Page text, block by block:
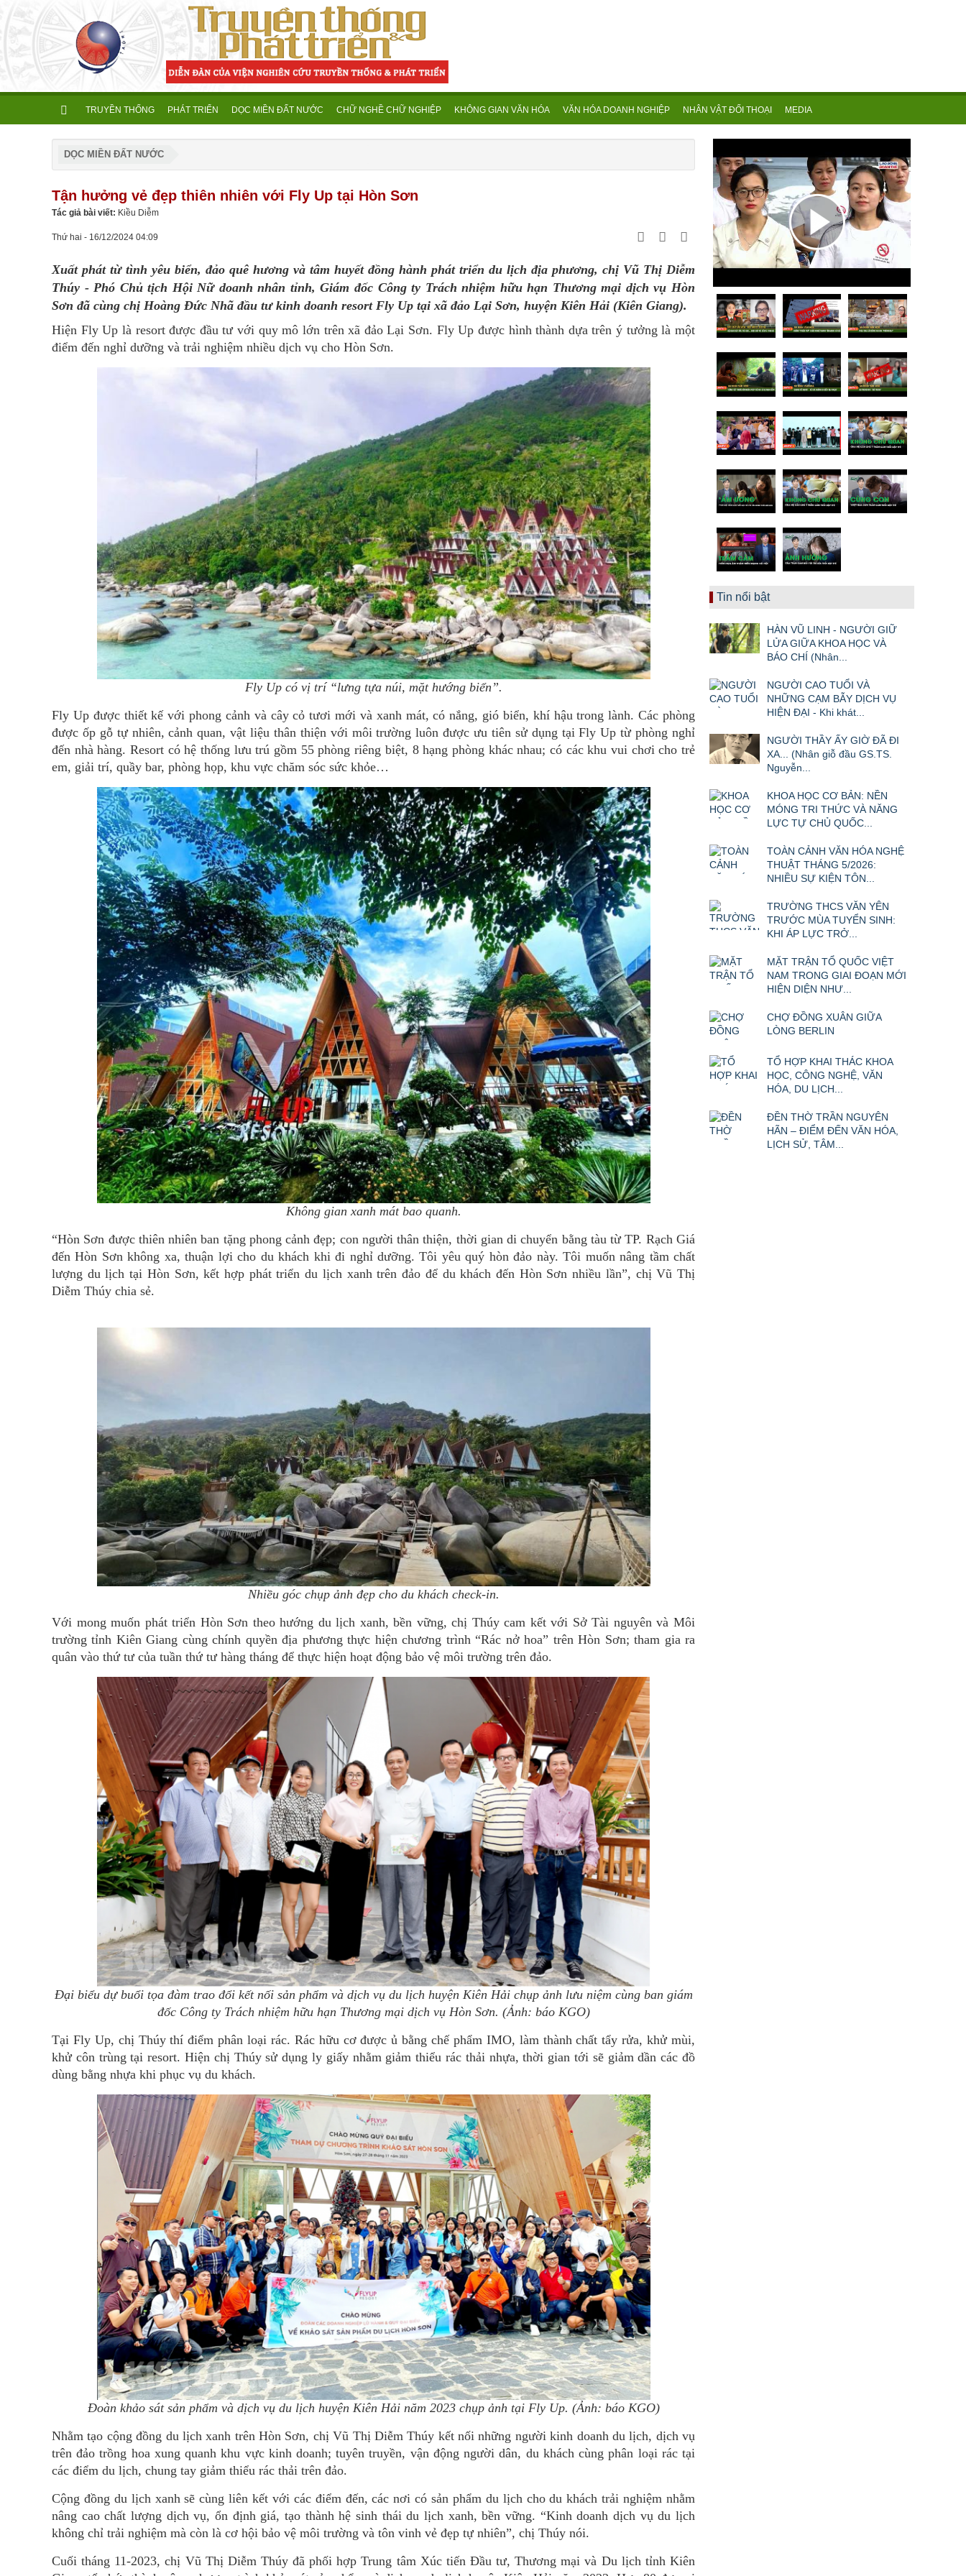
TRUYỀN THỐNG PHÁT TRIỂN DỌC MIỀN ĐẤT NƯỚC CHỮ NGHỀ CHỮ NGHIỆP KHÔNG GIAN VĂN HÓA VĂN HÓA DOANH NGHIỆP NHÂN VẬT ĐỐI THOẠI MEDIA
DỌC MIỀN ĐẤT NƯỚC
Tận hưởng vẻ đẹp thiên nhiên với Fly Up tại Hòn Sơn
Tác giả bài viết: Kiều Diễm
Thứ hai - 16/12/2024 04:09
Xuất phát từ tình yêu biển, đảo quê hương và tâm huyết đồng hành phát triển du lịch địa phương, chị Vũ Thị Diễm
Thúy - Phó Chủ tịch Hội Nữ doanh nhân tỉnh, Giám đốc Công ty Trách nhiệm hữu hạn Thương mại dịch vụ Hòn
Sơn đã cùng chị Hoàng Đức Nhã đầu tư kinh doanh resort Fly Up tại xã đảo Lại Sơn, huyện Kiên Hải (Kiên Giang).
Hiện Fly Up là resort được đầu tư với quy mô lớn trên xã đảo Lại Sơn. Fly Up được hình thành dựa trên ý tưởng là một
điểm đến nghỉ dưỡng và trải nghiệm nhiều dịch vụ cho Hòn Sơn.
Fly Up có vị trí “lưng tựa núi, mặt hướng biển”.
Fly Up được thiết kế với phong cảnh và cây cỏ tươi mới và xanh mát, có nắng, gió biển, khí hậu trong lành. Các phòng
được ốp gỗ tự nhiên, cảnh quan, vật liệu thân thiện với môi trường luôn được ưu tiên sử dụng tại Fly Up từ phòng nghỉ
đến nhà hàng. Resort có hệ thống lưu trú gồm 55 phòng riêng biệt, 8 hạng phòng khác nhau; có các khu vui chơi cho trẻ
em, giải trí, quầy bar, phòng họp, khu vực chăm sóc sức khỏe…
Không gian xanh mát bao quanh.
“Hòn Sơn được thiên nhiên ban tặng phong cảnh đẹp; con người thân thiện, thời gian di chuyển bằng tàu từ TP. Rạch Giá
đến Hòn Sơn không xa, thuận lợi cho du khách khi đi nghỉ dưỡng. Tôi yêu quý hòn đảo này. Tôi muốn nâng tầm chất
lượng du lịch tại Hòn Sơn, kết hợp phát triển du lịch xanh trên đảo để du khách đến Hòn Sơn nhiều lần”, chị Vũ Thị
Diễm Thúy chia sẻ.
Nhiều góc chụp ảnh đẹp cho du khách check-in.
Với mong muốn phát triển Hòn Sơn theo hướng du lịch xanh, bền vững, chị Thúy cam kết với Sở Tài nguyên và Môi
trường tỉnh Kiên Giang cùng chính quyền địa phương thực hiện chương trình “Rác nở hoa” trên Hòn Sơn; tham gia ra
quân vào thứ tư của tuần thứ tư hàng tháng để thực hiện hoạt động bảo vệ môi trường trên đảo.
Đại biểu dự buổi tọa đàm trao đổi kết nối sản phẩm và dịch vụ du lịch huyện Kiên Hải chụp ảnh lưu niệm cùng ban giám
đốc Công ty Trách nhiệm hữu hạn Thương mại dịch vụ Hòn Sơn. (Ảnh: báo KGO)
Tại Fly Up, chị Thúy thí điểm phân loại rác. Rác hữu cơ được ủ bằng chế phẩm IMO, làm thành chất tẩy rửa, khử mùi,
khử côn trùng tại resort. Hiện chị Thúy sử dụng ly giấy nhằm giảm thiểu rác thải nhựa, thời gian tới sẽ giảm dần các đồ
dùng bằng nhựa khi phục vụ du khách.
Đoàn khảo sát sản phẩm và dịch vụ du lịch huyện Kiên Hải năm 2023 chụp ảnh tại Fly Up. (Ảnh: báo KGO)
Nhằm tạo cộng đồng du lịch xanh trên Hòn Sơn, chị Vũ Thị Diễm Thúy kết nối những người kinh doanh du lịch, dịch vụ
trên đảo trồng hoa xung quanh khu vực kinh doanh; tuyên truyền, vận động người dân, du khách cùng phân loại rác tại
các điểm du lịch, chung tay giảm thiểu rác thải trên đảo.
Cộng đồng du lịch xanh sẽ cùng liên kết với các điểm đến, các nơi có sản phẩm du lịch cho du khách trải nghiệm nhằm
nâng cao chất lượng dịch vụ, ổn định giá, tạo thành hệ sinh thái du lịch xanh, bền vững. “Kinh doanh dịch vụ du lịch
không chỉ trải nghiệm mà còn là cơ hội bảo vệ môi trường và tôn vinh vẻ đẹp tự nhiên”, chị Thúy nói.
Cuối tháng 11-2023, chị Vũ Thị Diễm Thúy đã phối hợp Trung tâm Xúc tiến Đầu tư, Thương mại và Du lịch tỉnh Kiên
Tin nổi bật
HÀN VŨ LINH - NGƯỜI GIỮ
LỬA GIỮA KHOA HỌC VÀ
BÁO CHÍ (Nhân...
NGƯỜI CAO TUỔI VÀ
NHỮNG CẠM BẪY DỊCH VỤ
HIỆN ĐẠI - Khi khát...
NGƯỜI THẦY ẤY GIỜ ĐÃ ĐI
XA... (Nhân giỗ đầu GS.TS.
Nguyễn...
KHOA HỌC CƠ BẢN: NỀN
MÓNG TRI THỨC VÀ NĂNG
LỰC TỰ CHỦ QUỐC...
TOÀN CẢNH VĂN HÓA NGHỆ
THUẬT THÁNG 5/2026:
NHIỀU SỰ KIỆN TÔN...
TRƯỜNG THCS VĂN YÊN
TRƯỚC MÙA TUYỂN SINH:
KHI ÁP LỰC TRỞ...
MẶT TRẬN TỔ QUỐC VIỆT
NAM TRONG GIAI ĐOẠN MỚI
HIỆN DIỆN NHƯ...
CHỢ ĐỒNG XUÂN GIỮA
LÒNG BERLIN
TỔ HỢP KHAI THÁC KHOA
HỌC, CÔNG NGHỆ, VĂN
HÓA, DU LỊCH...
ĐỀN THỜ TRẦN NGUYÊN
HÃN – ĐIỂM ĐẾN VĂN HÓA,
LỊCH SỬ, TÂM...